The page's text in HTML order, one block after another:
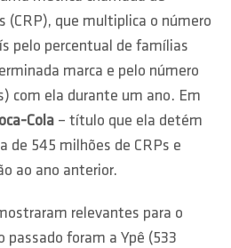
(CRP), que multiplica o número
pelo percentual de famílias
marca e pelo número
com ela durante um ano. Em
Cola – título que ela detém
de 545 milhões de CRPs e
ao ano anterior.
relevantes para o
passado foram a Ypê (533